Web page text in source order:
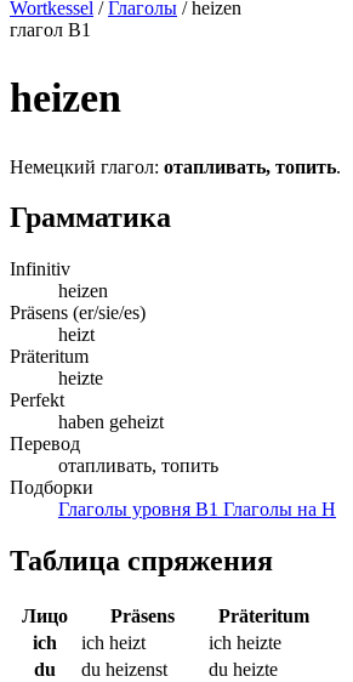
Wortkessel / Глаголы / heizen
глагол B1
heizen
Немецкий глагол: отапливать, топить.
Грамматика
Infinitiv
heizen
Präsens (er/sie/es)
heizt
Präteritum
heizte
Perfekt
haben geheizt
Перевод
отапливать, топить
Подборки
Глаголы уровня B1 Глаголы на H
Таблица спряжения
Лицо Präsens
Präteritum
ich
ich heizt
ich heizte
du
du heizenst
du heizte